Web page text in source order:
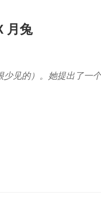
月兔
见的）。她提出了一